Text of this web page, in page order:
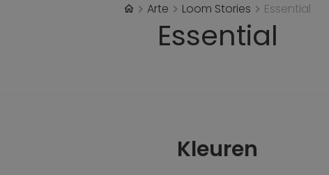
Arte Loom Stories Essential
Essential
Kleuren